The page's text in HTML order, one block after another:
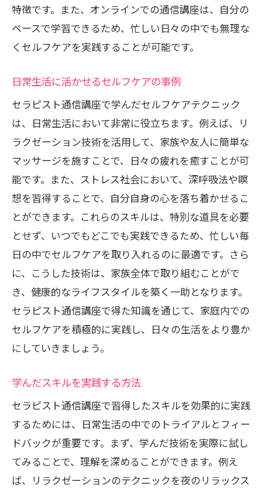
特徴です。また、オンラインでの通信講座は、自分の
ペースで学習できるため、忙しい日々の中でも無理な
くセルフケアを実践することが可能です。
日常生活に活かせるセルフケアの事例
セラピスト通信講座で学んだセルフケアテクニック
は、日常生活において非常に役立ちます。例えば、リ
ラクゼーション技術を活用して、家族や友人に簡単な
マッサージを施すことで、日々の疲れを癒すことが可
能です。また、ストレス社会において、深呼吸法や瞑
想を習得することで、自分自身の心を落ち着かせるこ
とができます。これらのスキルは、特別な道具を必要
とせず、いつでもどこでも実践できるため、忙しい毎
日の中でセルフケアを取り入れるのに最適です。さら
に、こうした技術は、家族全体で取り組むことがで
き、健康的なライフスタイルを築く一助となります。
セラピスト通信講座で得た知識を通じて、家庭内での
セルフケアを積極的に実践し、日々の生活をより豊か
にしていきましょう。
学んだスキルを実践する方法
セラピスト通信講座で習得したスキルを効果的に実践
するためには、日常生活の中でのトライアルとフィー
ドバックが重要です。まず、学んだ技術を実際に試し
てみることで、理解を深めることができます。例え
ば、リラクゼーションのテクニックを夜のリラックス